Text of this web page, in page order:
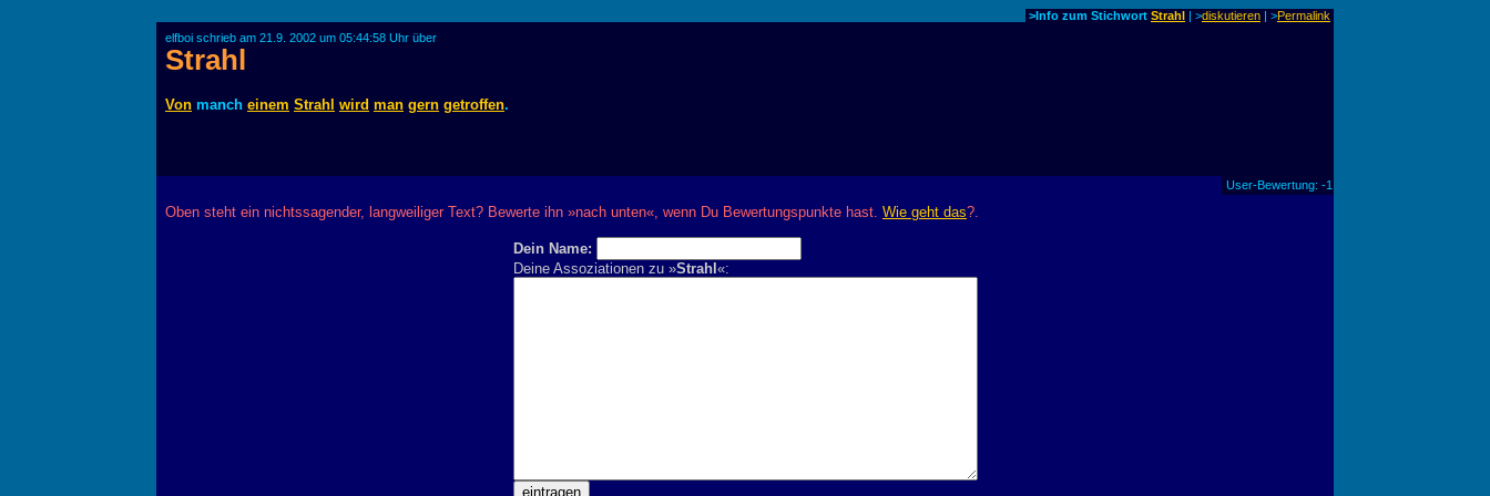
>Info zum Stichwort Strahl | >diskutieren | >Permalink
elfboi schrieb am 21.9. 2002 um 05:44:58 Uhr über
Strahl
Von manch einem Strahl wird man gern getroffen.
User-Bewertung: -1
Oben steht ein nichtssagender, langweiliger Text? Bewerte ihn »nach unten«, wenn Du Bewertungspunkte hast. Wie geht das?.
Dein Name:
Deine Assoziationen zu »Strahl «: